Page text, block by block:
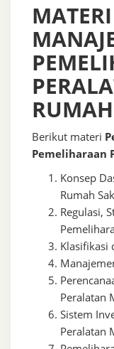
Berikut materi
Pemeliharaan
Konsep
Rumah
Regulasi,
Klasifikasi
Peralatan
Sistem
Peralatan